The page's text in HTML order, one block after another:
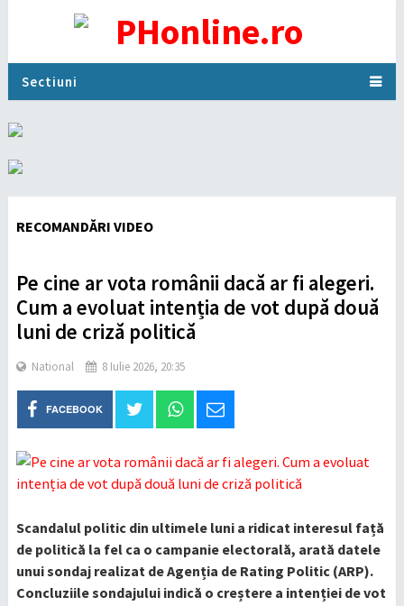
Sectiuni
RECOMANDĂRI VIDEO
Pe cine ar vota românii dacă ar fi alegeri.
Cum a evoluat intenția de vot după două
luni de criză politică
National 8 Iulie 2026, 20:35
FACEBOOK
Scandalul politic din ultimele luni a ridicat interesul față
de politică la fel ca o campanie electorală, arată datele
unui sondaj realizat de Agenția de Rating Politic (ARP).
Concluziile sondajului indică o creștere a intenției de vot